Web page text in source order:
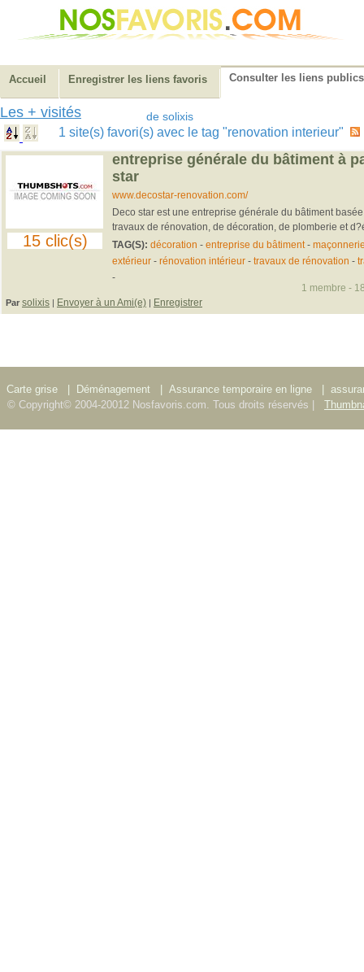
Accueil Enregistrer les liens favoris Consulter les liens publics
Les + visités de solixis
1 site(s) favori(s) avec le tag "renovation interieur"
15 clic(s)
entreprise générale du bâtiment à
star
www.decostar-renovation.com/
Deco star est une entreprise générale du bâtiment
travaux de rénovation, de décoration, de plomberie et
TAG(S): décoration - entreprise du bâtiment-
extérieur- rénovation intérieur- travaux de rénovation -
-
Par solixis | Envoyer à un Ami(e) | Enregistrer
1 membre -
Carte grise Déménagement Assurance temporaire en ligne
© Copyright© 2004-20012 Nosfavoris.com. Tous droits réservés |